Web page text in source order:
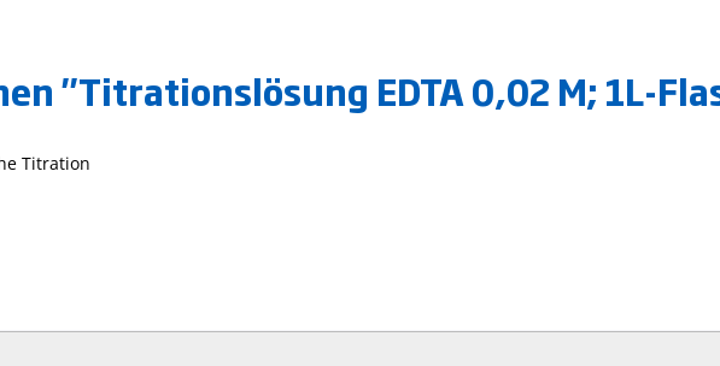
"Titrationslösung EDTA 0,02 M; 1L-
Titration